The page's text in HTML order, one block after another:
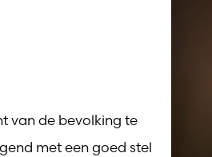
van de bevolking te
met een goed stel